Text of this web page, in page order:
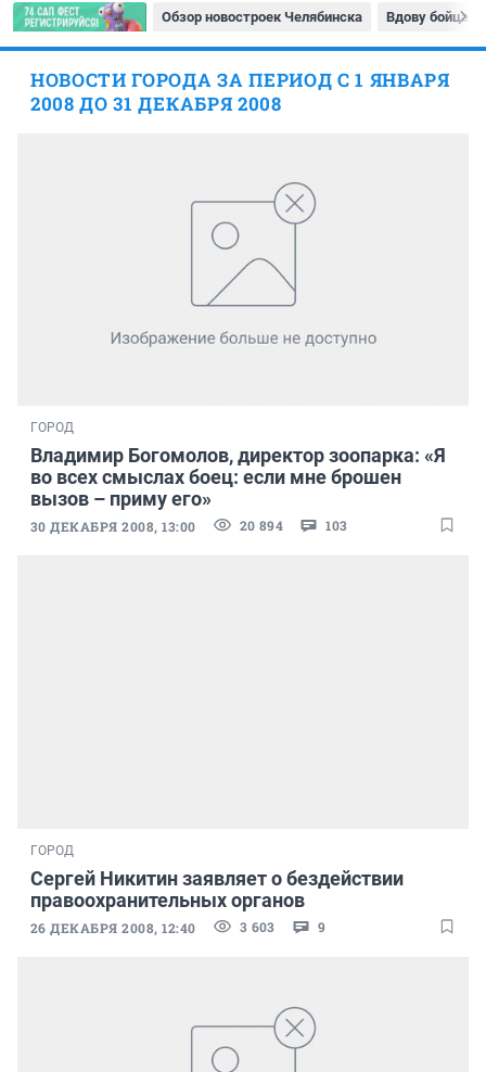
Обзор новостроек Челябинска Вдову бойца
НОВОСТИ ГОРОДА ЗА ПЕРИОД С 1 ЯНВАРЯ
2008 ДО 31 ДЕКАБРЯ 2008
ГОРОД
Владимир Богомолов, директор зоопарка: «Я
во всех смыслах боец: если мне брошен
вызов – приму его»
30 ДЕКАБРЯ 2008, 13:00 20 894 103
ГОРОД
Сергей Никитин заявляет о бездействии
правоохранительных органов
26 ДЕКАБРЯ 2008, 12:40 3 603 9